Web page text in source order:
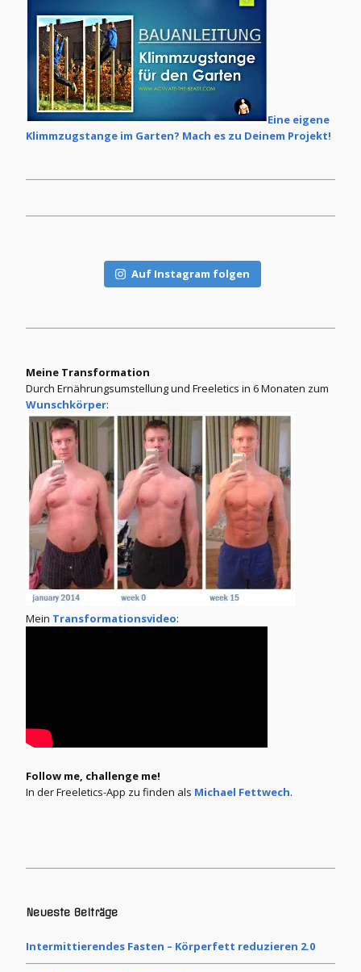
Eine eigene
Klimmzugstange im Garten? Mach es zu Deinem Projekt!
Auf Instagram folgen
Meine Transformation
Durch Ernährungsumstellung und Freeletics in 6 Monaten zum
Wunschkörper:
Mein Transformationsvideo:
Follow me, challenge me!
In der Freeletics-App zu finden als Michael Fettwech.
Neueste Beiträge
Intermittierendes Fasten – Körperfett reduzieren 2.0